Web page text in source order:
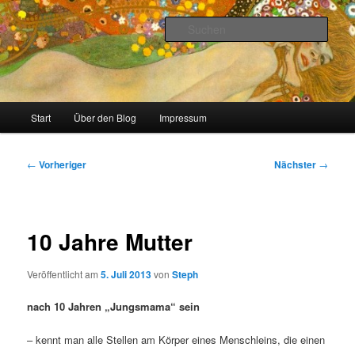
Zum
primären
Inhalt
springenmeinzigartig
Stricken, Nähen und alles was man selber machen kann
Start Über den Blog Impressum
Beitragsnavigation
← Vorheriger Nächster →
10 Jahre Mutter
Veröffentlicht am5. Juli 2013vonSteph
nach 10 Jahren „Jungsmama“ sein
– kennt man alle Stellen am Körper eines Menschleins, die einen